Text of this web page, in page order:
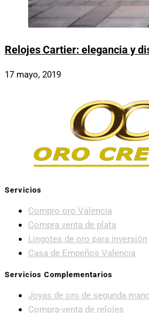
Relojes Cartier: elegancia y
17 mayo, 2019
Servicios
Compro oro Valencia
Compra venta de plata
Lingotes de oro para inversión
Casa de Empeños Valencia
Servicios Complementarios
Joyas de oro de segunda
Compra-venta de relojes